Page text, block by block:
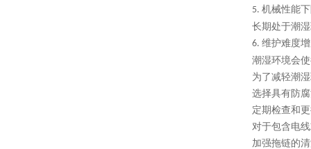
5. 机械性能
长期处于潮
6. 维护难度
潮湿环境会
为了减轻潮
选择具有防
定期检查和
对于包含电
加强拖链的